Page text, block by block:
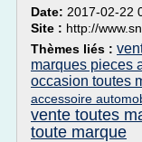
Date: 2017-02-22
Site : http://
Thèmes liés :
marques pieces
occasion toutes
accessoire
vente toutes
toute marque